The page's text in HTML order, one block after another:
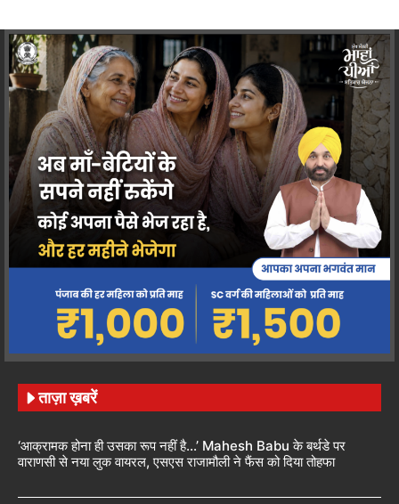
ताज़ा ख़बरें
‘आक्रामक होना ही उसका रूप नहीं है…’ Mahesh Babu के बर्थडे पर
वाराणसी से नया लुक वायरल, एसएस राजामौली ने फैंस को दिया तोहफा